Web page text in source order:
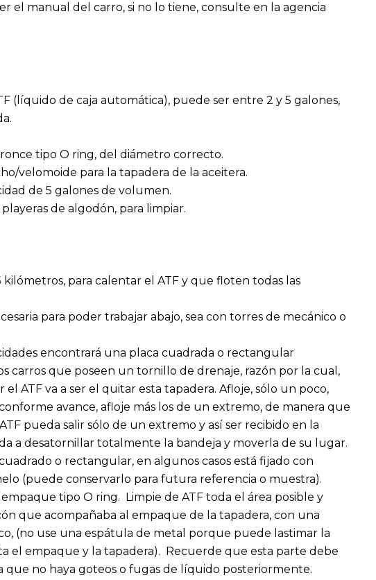
el manual del carro, si no lo tiene, consulte en la agencia
(líquido de caja automática), puede ser entre 2 y 5 galones,
tipo O ring, del diámetro correcto.
velomoide para la tapadera de la aceitera.
de 5 galones de volumen.
de algodón, para limpiar.
kilómetros, para calentar el ATF y que floten todas las
para poder trabajar abajo, sea con torres de mecánico o
encontrará una placa cuadrada o rectangular
carros que poseen un tornillo de drenaje, razón por la cual,
el ATF va a ser el quitar esta tapadera. Afloje, sólo un poco,
avance, afloje más los de un extremo, de manera que
pueda salir sólo de un extremo y así ser recibido en la
a desatornillar totalmente la bandeja y moverla de su lugar.
o rectangular, en algunos casos está fijado con
(puede conservarlo para futura referencia o muestra).
tipo O ring. Limpie de ATF toda el área posible y
que acompañaba al empaque de la tapadera, con una
(no use una espátula de metal porque puede lastimar la
el empaque y la tapadera). Recuerde que esta parte debe
que no haya goteos o fugas de líquido posteriormente.